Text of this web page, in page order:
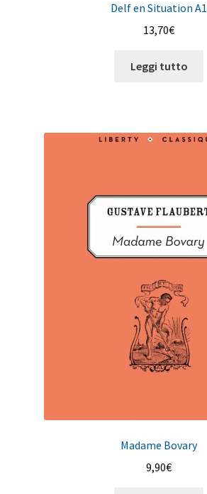
Delf en Situation A1
13,70€
Leggi tutto
Madame Bovary
9,90€